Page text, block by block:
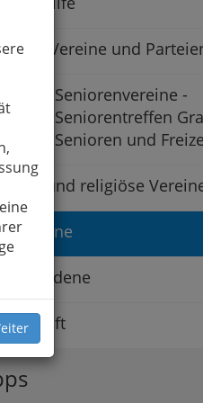
- Vereine und
Seniorenvereine -
Seniorentreffen
Senioren und
Soziale und religiöse
Verschiedene